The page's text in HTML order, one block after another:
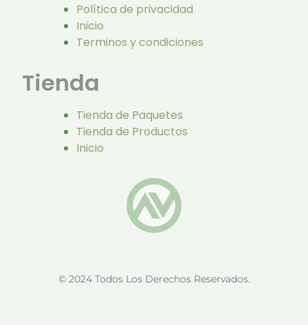
Política de privacidad
Inicio
Terminos y condiciones
Tienda
Tienda de Paquetes
Tienda de Productos
Inicio
© 2024 Todos Los Derechos Reservados.